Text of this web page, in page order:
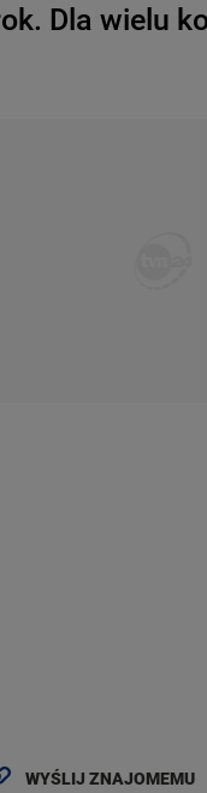
Dla wielu
WYŚLIJ ZNAJOMEMU